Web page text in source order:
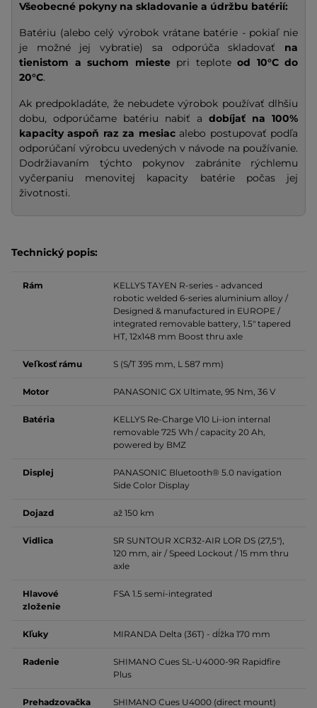
Všeobecné pokyny na skladovanie a údržbu batérií:
Batériu (alebo celý výrobok vrátane batérie - pokiaľ nie
je možné jej vybratie) sa odporúča skladovať na
tienistom a suchom miestepri teplote od 10°C do
20°C.
Ak predpokladáte, že nebudete výrobok používať dlhšiu
dobu, odporúčame batériu nabiť a dobíjať na 100%
kapacity aspoň raz za mesiacalebo postupovať podľa
odporúčaní výrobcu uvedených v návode na používanie.
Dodržiavaním týchto pokynov zabránite rýchlemu
vyčerpaniu menovitej kapacity batérie počas jej
životnosti.
Technický popis:
Rám KELLYS TAYEN R-series - advanced
robotic welded 6-series aluminium alloy /
Designed & manufactured in EUROPE /
integrated removable battery, 1.5" tapered
HT, 12x148 mm Boost thru axle
Veľkosť rámu S (S/T 395 mm, L 587 mm)
Motor PANASONIC GX Ultimate, 95 Nm, 36 V
Batéria KELLYS Re-Charge V10 Li-ion internal
removable 725 Wh / capacity 20 Ah,
powered by BMZ
Displej PANASONIC Bluetooth® 5.0 navigation
Side Color Display
Dojazd až 150 km
Vidlica
SR SUNTOUR XCR32-AIR LOR DS (27,5"),
120 mm, air / Speed Lockout / 15 mm thru
axle
Hlavové
zloženie
FSA 1.5 semi-integrated
Kľuky MIRANDA Delta (36T) - dĺžka 170 mm
Radenie
SHIMANO Cues SL-U4000-9R Rapidfire
Plus
Prehadzovačka SHIMANO Cues U4000 (direct mount)